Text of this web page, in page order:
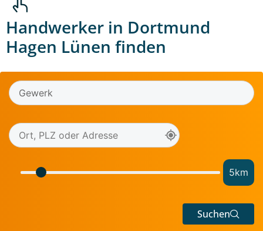
Handwerker in Dortmund
Hagen Lünen finden
5km
Suchen